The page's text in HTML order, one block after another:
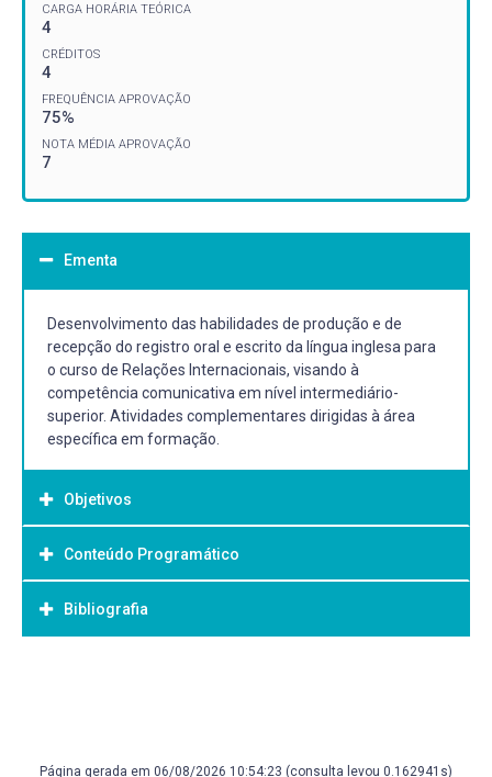
CARGA HORÁRIA TEÓRICA
4
CRÉDITOS
4
FREQUÊNCIA APROVAÇÃO
75%
NOTA MÉDIA APROVAÇÃO
7
Ementa
Desenvolvimento das habilidades de produção e de
recepção do registro oral e escrito da língua inglesa para
o curso de Relações Internacionais, visando à
competência comunicativa em nível intermediário-
superior. Atividades complementares dirigidas à área
específica em formação.
Objetivos
Objetivo Geral:
Consolidar o desenvolvimento das habilidades de
produção e recepção do discurso oral e escrito em língua
Conteúdo Programático
Time contrasts
2. Conditional sentences with If clauses
Bibliografia
Página gerada em 06/08/2026 10:54:23 (consulta levou 0.162941s)